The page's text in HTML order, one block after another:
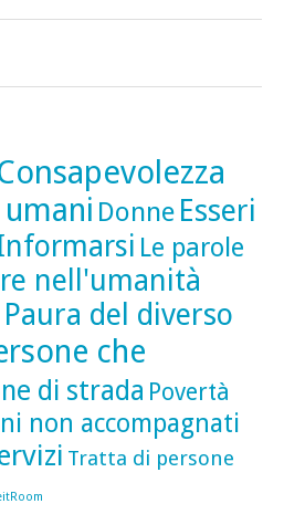
Donne Esseri
Le parole
nell'umanità
Paura del diverso
che
di strada Povertà
non accompagnati
Tratta di persone